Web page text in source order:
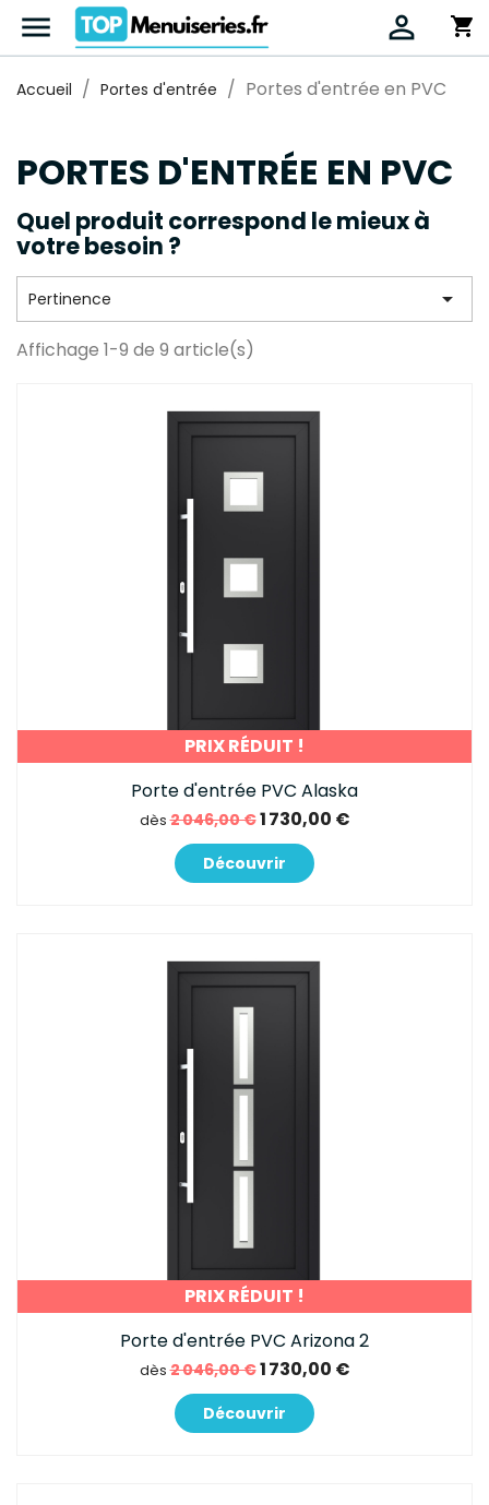
 shopping_cart

Accueil Portes d'entrée Portes d'entrée en PVC
PORTES D'ENTRÉE EN PVC
Quel produit correspond le mieux à
votre besoin ?
Pertinence 
Affichage 1-9 de 9 article(s)
PRIX RÉDUIT !
Porte d'entrée PVC Alaska
dès2 046,00 €1 730,00 €
Découvrir
PRIX RÉDUIT !
Porte d'entrée PVC Arizona 2
dès2 046,00 €1 730,00 €
Découvrir